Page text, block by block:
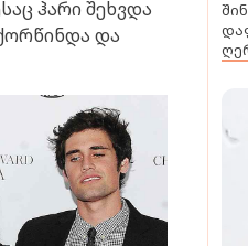
ჰარი შეხვდა
და